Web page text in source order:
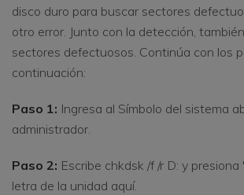
disco duro para buscar sectores
otro error. Junto con la detección,
sectores defectuosos. Continúa con los
continuación:
Paso 1: Ingresa al Símbolo del sistema
administrador.
Paso 2: Escribe chkdsk /f /r D: y
letra de la unidad aquí.